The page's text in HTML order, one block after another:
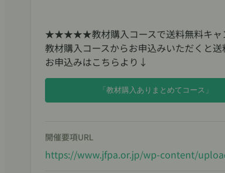
★★★★★教材購入コースで送料無料キ
教材購入コースからお申込みいただくと
お申込みはこちらより↓
「教材購入ありまとめてコース」
開催要項URL
https://www.jfpa.or.jp/wp-content/